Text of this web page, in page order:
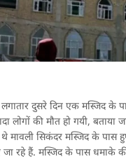
दुसरे दिन एक मस्जिद के
लोगों की मौत हो गयी, बताया
थे मावली सिकंदर मस्जिद के
जा रहे हैं. मस्जिद के पास धमाके